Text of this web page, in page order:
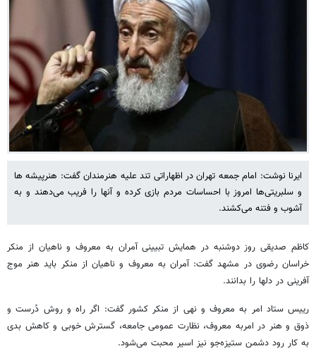
ایرنا نوشت: امام جمعه تهران در اظهاراتی تند علیه هنرمندان گفت: هنرپیشه ها
و سلبریتی‌ها امروز با احساسات مردم بازی کرده و آنها را فریب می‌دهند و به
آشوب و فتنه می‌کشند.
کاظم صدیقی روز دوشنبه در همایش تبیینی آمران به معروف و ناهیان از منکر
خراسان رضوی در مشهد گفت: آمران به معروف و ناهیان از منکر باید هنر موج
آفرینی در دلها را بدانند.
رییس ستاد امر به معروف و نهی از منکر کشور گفت: اگر راه و روش دُرست و
ذوق و هنر در امربه معروف، نظارت عمومی جامعه، گسترش خوبی و کاهش بدی
به کار رود دشمن ستیزه‌جو نیز اسیر محبت می‌شود.